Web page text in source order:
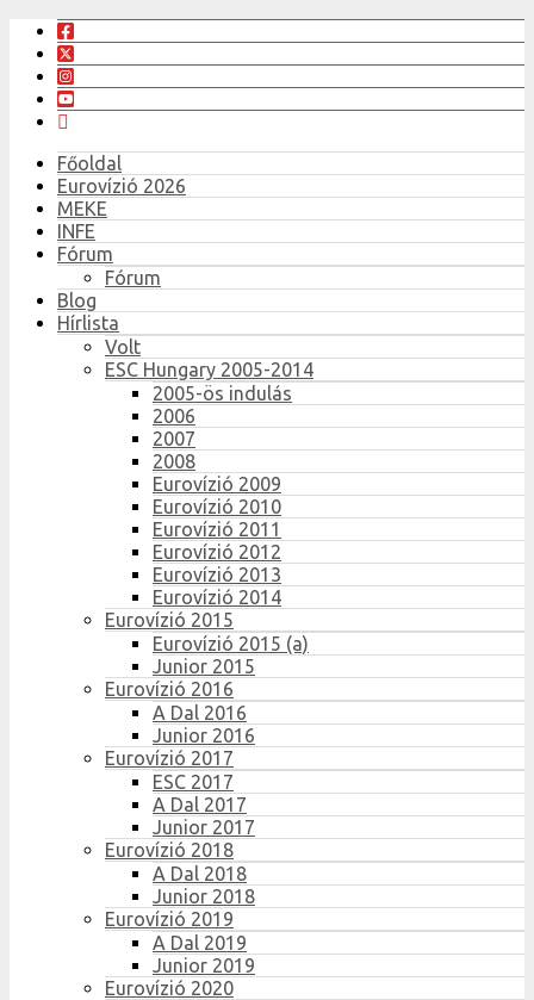
Főoldal
Eurovízió 2026
MEKE
INFE
Fórum
Fórum
Blog
Hírlista
Volt
ESC Hungary 2005-2014
2005-ös indulás
2006
2007
2008
Eurovízió 2009
Eurovízió 2010
Eurovízió 2011
Eurovízió 2012
Eurovízió 2013
Eurovízió 2014
Eurovízió 2015
Eurovízió 2015 (a)
Junior 2015
Eurovízió 2016
A Dal 2016
Junior 2016
Eurovízió 2017
ESC 2017
A Dal 2017
Junior 2017
Eurovízió 2018
A Dal 2018
Junior 2018
Eurovízió 2019
A Dal 2019
Junior 2019
Eurovízió 2020